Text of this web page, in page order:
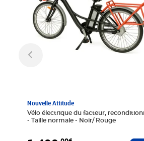
Nouvelle Attitude
Vélo électrique du facteur,
- Taille normale - Noir/ Rouge